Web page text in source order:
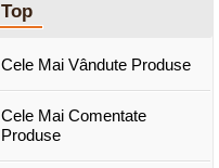
Top
Cele Mai Vândute Produse
Cele Mai Comentate
Produse